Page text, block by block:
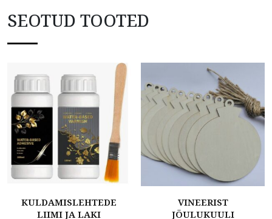
SEOTUD TOOTED
KULDAMISLEHTEDE
LIIMI JA LAKI
VINEERIST
JÕULUKUULI